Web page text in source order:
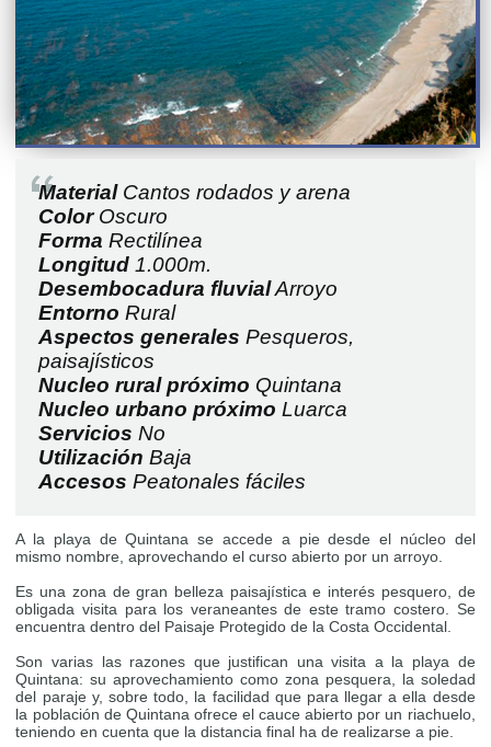
MaterialCantos rodados y arena
ColorOscuro
Forma Rectilínea
Longitud 1.000m.
Desembocadura fluvialArroyo
Entorno Rural
Aspectos generales Pesqueros,
paisajísticos
Nucleo rural próximo Quintana
Nucleo urbano próximo Luarca
Servicios No
Utilización Baja
Accesos Peatonales fáciles
A la playa de Quintana se accede a pie desde el núcleo del
mismo nombre, aprovechando el curso abierto por un arroyo.
Es una zona de gran belleza paisajística e interés pesquero, de
obligada visita para los veraneantes de este tramo costero. Se
encuentra dentro del Paisaje Protegido de la Costa Occidental.
Son varias las razones que justifican una visita a la playa de
Quintana: su aprovechamiento como zona pesquera, la soledad
del paraje y, sobre todo, la facilidad que para llegar a ella desde
la población de Quintana ofrece el cauce abierto por un riachuelo,
teniendo en cuenta que la distancia final ha de realizarse a pie.